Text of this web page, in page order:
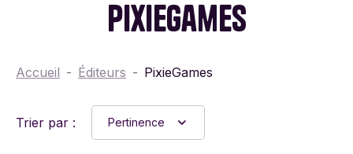
PixieGames
Accueil Éditeurs PixieGames
Trier par : Pertinence